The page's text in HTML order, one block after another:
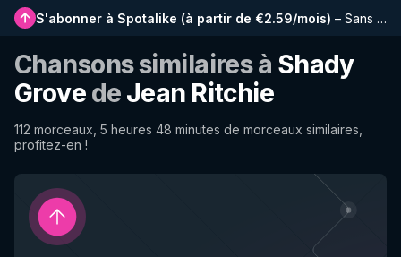
S'abonner à Spotalike (à partir de €2.59/mois) – Sans publicité, playlists plus longues, historique complet et accès anticipé aux nouvelles fonctionnalités
Chansons similaires à Shady
Grove de Jean Ritchie
112 morceaux, 5 heures 48 minutes de morceaux similaires,
profitez-en !